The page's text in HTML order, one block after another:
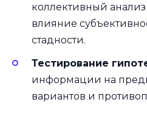
коллективный
влияние
стадности.
Тестирование
информации на
вариантов и